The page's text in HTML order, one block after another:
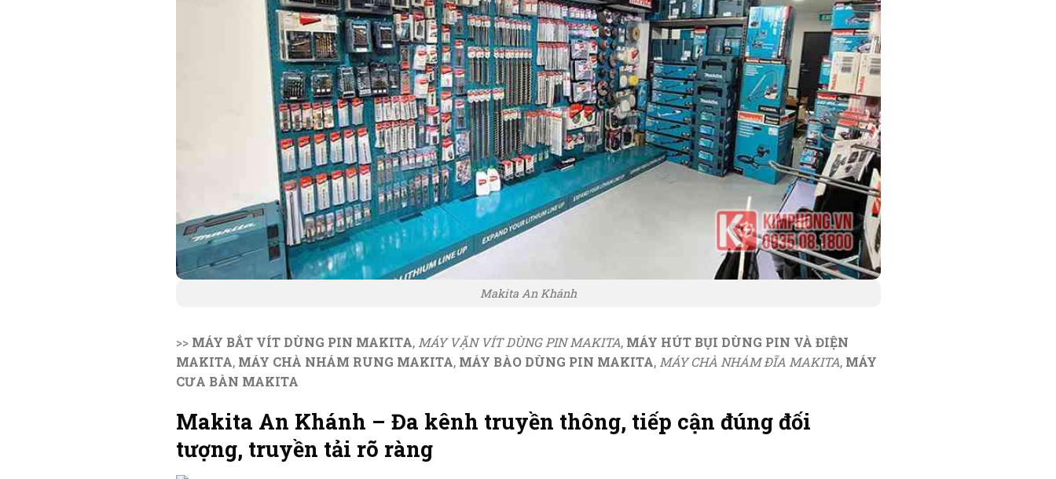
Makita An Khánh
>> MÁY BẮT VÍT DÙNG PIN MAKITA, MÁY VẶN VÍT DÙNG PIN MAKITA, MÁY HÚT BỤI DÙNG PIN VÀ ĐIỆN
MAKITA, MÁY CHÀ NHÁM RUNG MAKITA, MÁY BÀO DÙNG PIN MAKITA, MÁY CHÀ NHÁM ĐĨA MAKITA, MÁY
CƯA BÀN MAKITA
Makita An Khánh – Đa kênh truyền thông, tiếp cận đúng đối
tượng, truyền tải rõ ràng